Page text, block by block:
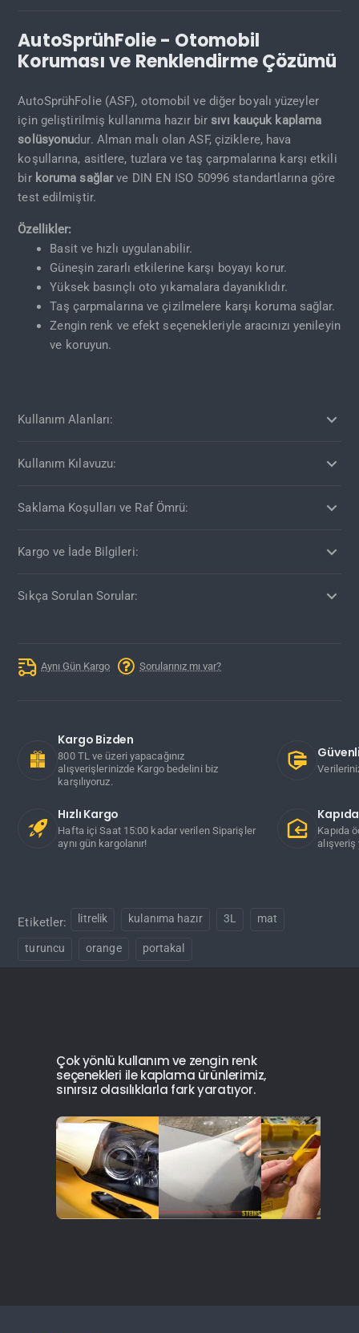
AutoSprühFolie - Otomobil
Koruması ve Renklendirme Çözümü
AutoSprühFolie (ASF), otomobil ve diğer boyalı yüzeyler
için geliştirilmiş kullanıma hazır bir sıvı kauçuk kaplama
solüsyonudur. Alman malı olan ASF, çiziklere, hava
koşullarına, asitlere, tuzlara ve taş çarpmalarına karşı etkili
bir koruma sağlarve DIN EN ISO 50996 standartlarına göre
test edilmiştir.
Özellikler:
Basit ve hızlı uygulanabilir.
Güneşin zararlı etkilerine karşı boyayı korur.
Yüksek basınçlı oto yıkamalara dayanıklıdır.
Taş çarpmalarına ve çizilmelere karşı koruma sağlar.
Zengin renk ve efekt seçenekleriyle aracınızı yenileyin
ve koruyun.
Kullanım Alanları:
Kullanım Kılavuzu:
Saklama Koşulları ve Raf Ömrü:
Kargo ve İade Bilgileri:
Sıkça Sorulan Sorular:
Aynı Gün Kargo Sorularınız mı var?
Kargo Bizden
800 TL ve üzeri yapacağınız
alışverişlerinizde Kargo bedelini biz
karşılıyoruz.
Hızlı Kargo
Hafta içi Saat 15:00 kadar verilen Siparişler
aynı gün kargolanır!
Kapıda
Etiketler: litrelik kulanıma hazır 3L mat
turuncu orange portakal
Çok yönlü kullanım ve zengin renk
seçenekleri ile kaplama ürünlerimiz,
sınırsız olasılıklarla fark yaratıyor.